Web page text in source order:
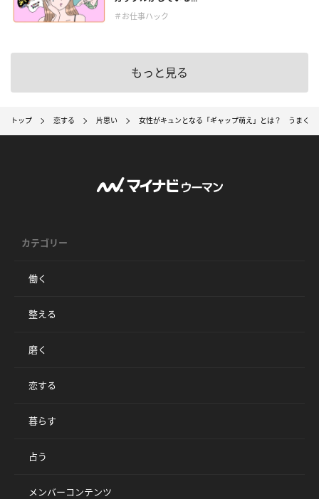
＃お仕事ハック
もっと見る
トップ 恋する 片思い 女性がキュンとなる「ギャップ萌え」とは？ うまく活
カテゴリー
働く
整える
磨く
恋する
暮らす
占う
メンバーコンテンツ